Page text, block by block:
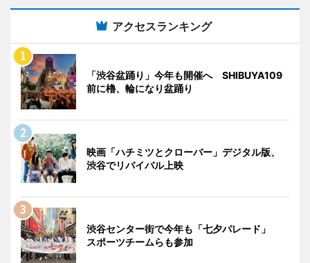
アクセスランキング
「渋谷盆踊り」今年も開催へ SHIBUYA109
前に櫓、輪になり盆踊り
映画「ハチミツとクローバー」デジタル版、
渋谷でリバイバル上映
渋谷センター街で今年も「七夕パレード」
スポーツチームらも参加